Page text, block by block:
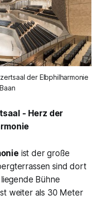
der Elbphilharmonie
- Herz der
ist der große
sind dort
Bühne
weiter als 30 Meter